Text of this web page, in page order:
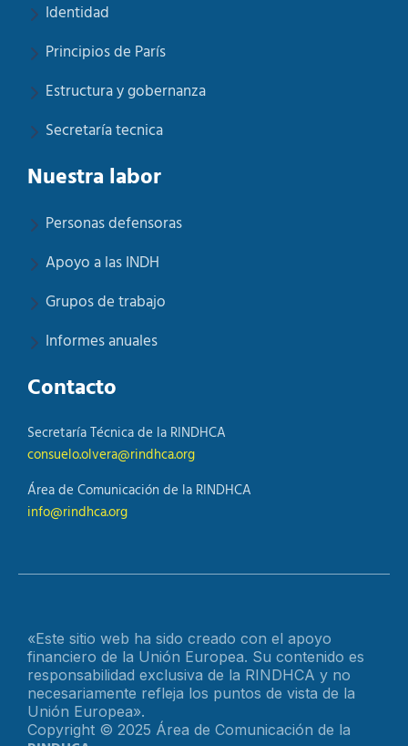
Identidad
Principios de París
Estructura y gobernanza
Secretaría tecnica
Nuestra labor
Personas defensoras
Apoyo a las INDH
Grupos de trabajo
Informes anuales
Contacto
Secretaría Técnica de la RINDHCA
consuelo.olvera@rindhca.org
Área de Comunicación de la RINDHCA
info@rindhca.org
«Este sitio web ha sido creado con el apoyo
financiero de la Unión Europea. Su contenido es
responsabilidad exclusiva de la RINDHCA y no
necesariamente refleja los puntos de vista de la
Unión Europea».
Copyright © 2025 Área de Comunicación de la